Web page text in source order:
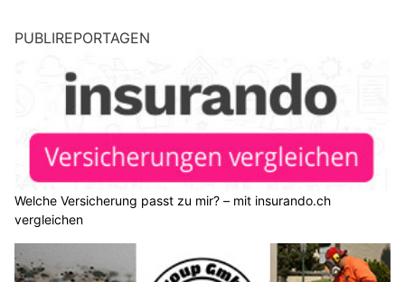
PUBLIREPORTAGEN
Welche Versicherung passt zu mir? – mit insurando.ch
vergleichen